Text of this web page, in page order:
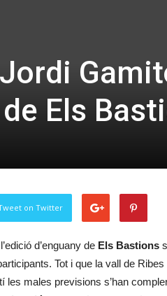
Els
on Twitter
d’enguany de Els Bastions
Tot i que la vall de
les males previsions s’han